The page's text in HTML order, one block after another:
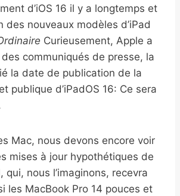
d’iOS 16 il y a longtemps et
des nouveaux modèles d’iPad
Curieusement, Apple a
communiqués de presse, la
la date de publication de la
publique d’iPadOS 16: Ce sera
Mac, nous devons encore voir
mises à jour hypothétiques de
qui, nous l’imaginons, recevra
les MacBook Pro 14 pouces et